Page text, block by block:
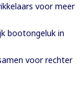
voor meer
bootongeluk in
voor rechter